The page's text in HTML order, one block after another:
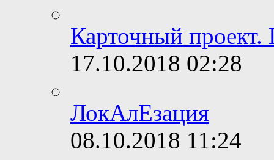
Карточный проект.
17.10.2018 02:28
ЛокАлЕзация
08.10.2018 11:24